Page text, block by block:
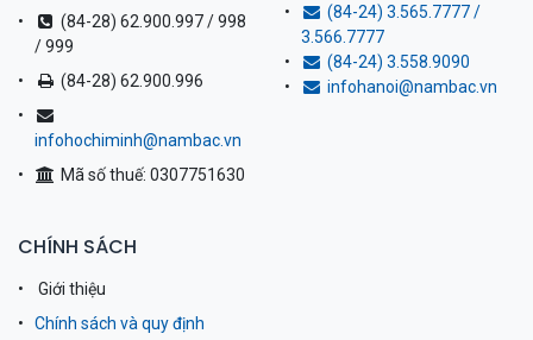
(84-28) 62.900.997 / 998
/ 999
(84-28) 62.900.996
infohochiminh@nambac.vn
Mã số thuế: 0307751630
(84-24) 3.565.7777 /
3.566.7777
(84-24) 3.558.9090
infohanoi@nambac.vn
CHÍNH SÁCH
Giới thiệu
Chính sách và quy định